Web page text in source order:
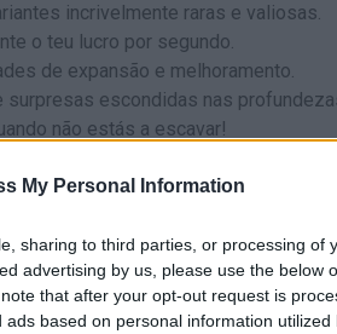
My Personal Information
sharing to third parties, or processing of
advertising by us, please use the below
that after your opt-out request is
based on personal information
incrivelmente raras e valiosas.
o teu lucro por segundo.
de expansão e melhoramento.
escondidas nas
não estás a escavar!
rico! Não te contentes com o que
- está na hora de escavar!